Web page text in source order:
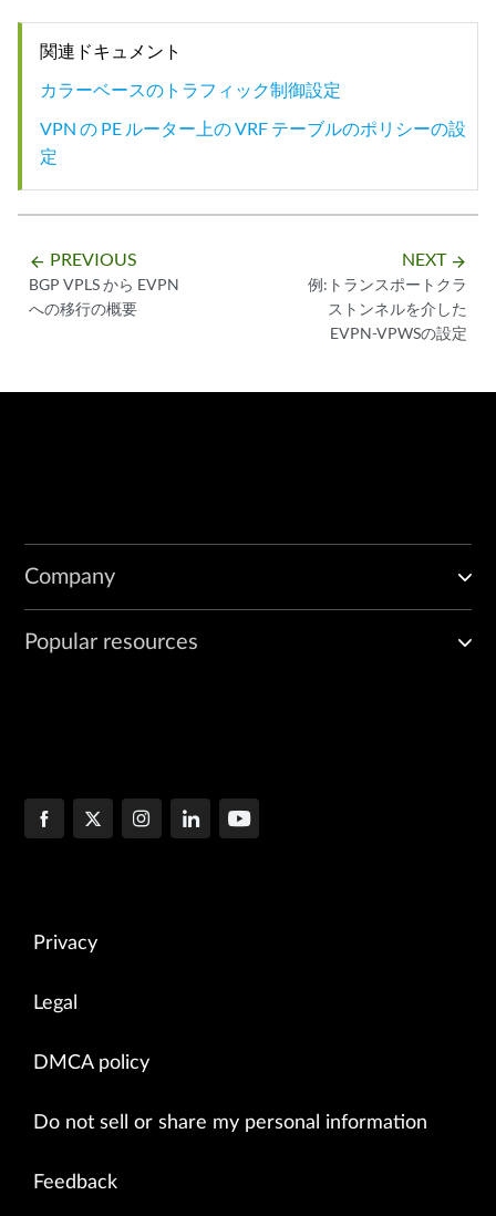
        }
    }
    interface xe-2/1/1.100;
    route-distinguisher 10.255.0.1:100;
}
関連ドキュメント
カラーベースのトラフィック制御設定
VPN の PE ルーター上の VRF テーブルのポリシーの設
定
arrow_backward PREVIOUS
BGP VPLS から EVPN
への移行の概要
NEXT arrow_forward
例:トランスポートクラ
ストンネルを介した
EVPN-VPWSの設定
Company
Popular resources
Privacy
Legal
DMCA policy
Do not sell or share my personal information
Feedback